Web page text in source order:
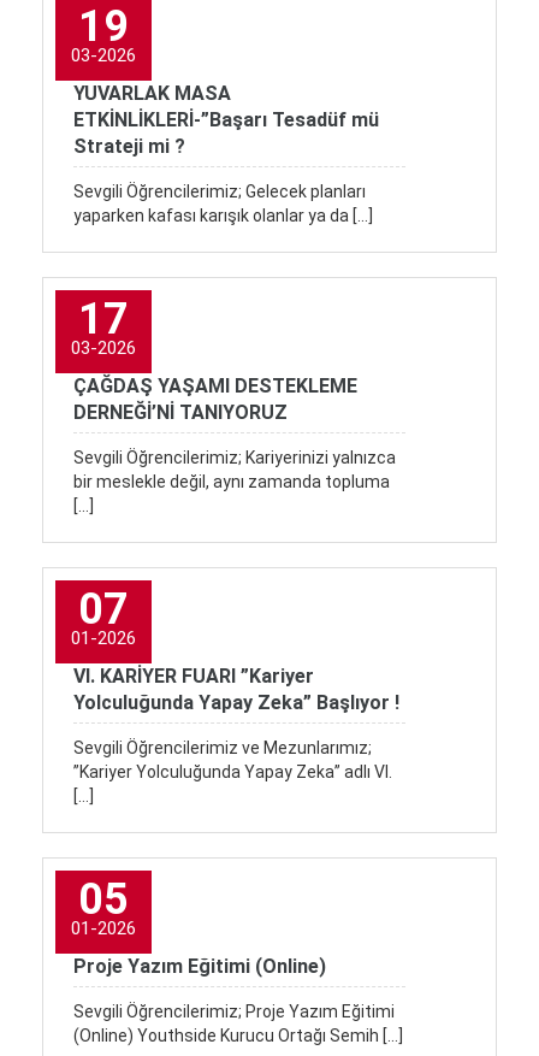
19
03-2026
YUVARLAK MASA
ETKİNLİKLERİ-”Başarı Tesadüf mü
Strateji mi ?
Sevgili Öğrencilerimiz; Gelecek planları
yaparken kafası karışık olanlar ya da […]
17
03-2026
ÇAĞDAŞ YAŞAMI DESTEKLEME
DERNEĞİ’Nİ TANIYORUZ
Sevgili Öğrencilerimiz; Kariyerinizi yalnızca
bir meslekle değil, aynı zamanda topluma
[…]
07
01-2026
VI. KARİYER FUARI ”Kariyer
Yolculuğunda Yapay Zeka” Başlıyor !
Sevgili Öğrencilerimiz ve Mezunlarımız;
”Kariyer Yolculuğunda Yapay Zeka” adlı VI.
[…]
05
01-2026
Proje Yazım Eğitimi (Online)
Sevgili Öğrencilerimiz; Proje Yazım Eğitimi
(Online) Youthside Kurucu Ortağı Semih […]